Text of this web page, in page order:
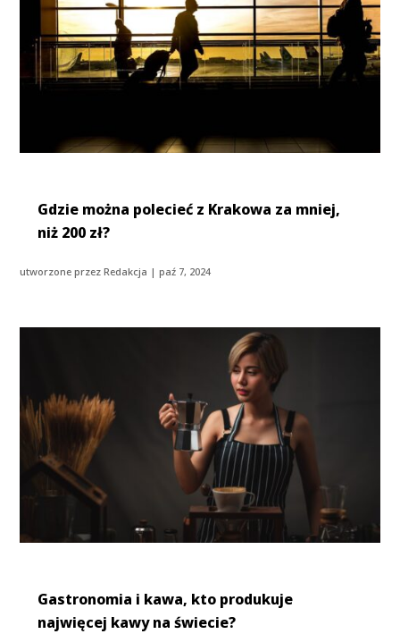
Gdzie można polecieć z Krakowa za mniej,
niż 200 zł?
utworzone przezRedakcja |paź 7, 2024
Gastronomia i kawa, kto produkuje
najwięcej kawy na świecie?